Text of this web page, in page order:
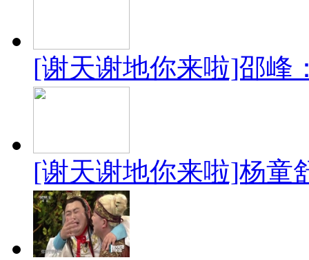
[谢天谢地你来啦]邵峰
[谢天谢地你来啦]杨童